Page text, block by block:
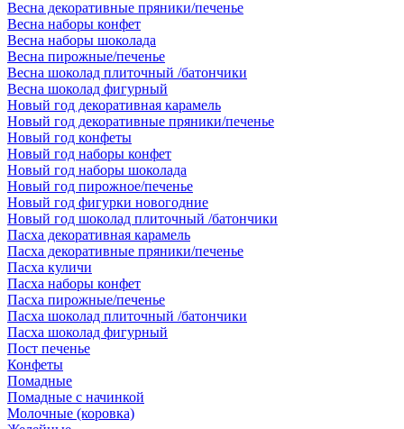
Весна декоративные пряники/печенье
Весна наборы конфет
Весна наборы шоколада
Весна пирожные/печенье
Весна шоколад плиточный /батончики
Весна шоколад фигурный
Новый год декоративная карамель
Новый год декоративные пряники/печенье
Новый год конфеты
Новый год наборы конфет
Новый год наборы шоколада
Новый год пирожное/печенье
Новый год фигурки новогодние
Новый год шоколад плиточный /батончики
Пасха декоративная карамель
Пасха декоративные пряники/печенье
Пасха куличи
Пасха наборы конфет
Пасха пирожные/печенье
Пасха шоколад плиточный /батончики
Пасха шоколад фигурный
Пост печенье
Конфеты
Помадные
Помадные с начинкой
Молочные (коровка)